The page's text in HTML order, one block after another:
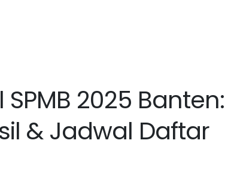
2025 Banten:
& Jadwal Daftar